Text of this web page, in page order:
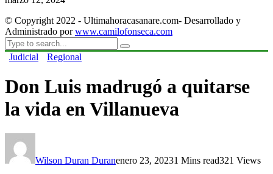
© Copyright 2022 - Ultimahoracasanare.com- Desarrollado y
Administrado porwww.camilofonseca.com
Judicial Regional
Don Luis madrugó a quitarse
la vida en Villanueva
Wilson Duran Duranenero 23, 20231 Mins read321 Views